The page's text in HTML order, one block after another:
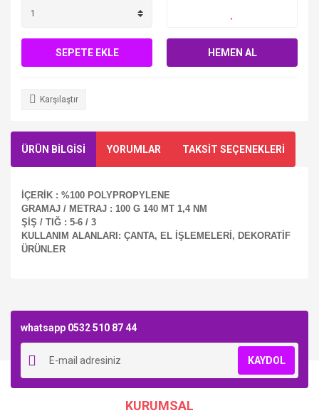
SEPETE EKLE HEMEN AL
Karşılaştır
ÜRÜN BİLGİSİ YORUMLAR TAKSİT SEÇENEKLERİ
İÇERİK : %100 POLYPROPYLENE
GRAMAJ / METRAJ : 100 G 140 MT 1,4 NM
ŞİŞ / TIĞ : 5-6 / 3
KULLANIM ALANLARI: ÇANTA, EL İŞLEMELERİ, DEKORATİF
ÜRÜNLER
whatsapp 0532 510 87 44
KAYDOL
KURUMSAL